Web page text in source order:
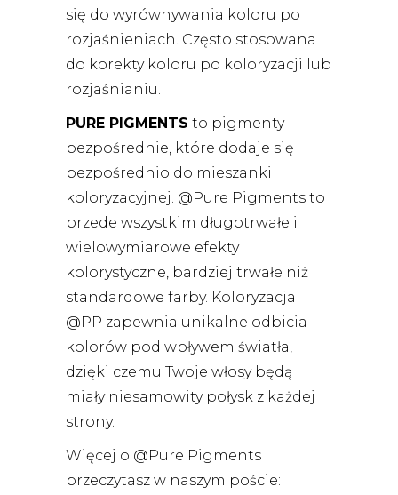
się do wyrównywania koloru po
rozjaśnieniach. Często stosowana
do korekty koloru po koloryzacji lub
rozjaśnianiu.
PURE PIGMENTS to pigmenty
bezpośrednie, które dodaje się
bezpośrednio do mieszanki
koloryzacyjnej. @Pure Pigments to
przede wszystkim długotrwałe i
wielowymiarowe efekty
kolorystyczne, bardziej trwałe niż
standardowe farby. Koloryzacja
@PP zapewnia unikalne odbicia
kolorów pod wpływem światła,
dzięki czemu Twoje włosy będą
miały niesamowity połysk z każdej
strony.
Więcej o @Pure Pigments
przeczytasz w naszym poście: